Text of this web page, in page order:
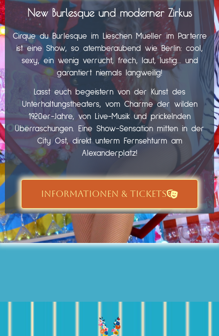
New Burlesque und moderner Zirkus
Cirque du Burlesque im Lieschen Mueller im Parterre
ist eine Show, so atemberaubend wie Berlin: cool,
sexy, ein wenig verrucht, frech, laut, lustig… und
garantiert niemals langweilig!
Lasst euch begeistern von der Kunst des
Unterhaltungstheaters, vom Charme der wilden
1920er-Jahre, von Live-Musik und prickelnden
Überraschungen. Eine Show-Sensation mitten in der
City Ost, direkt unterm Fernsehturm am
Alexanderplatz!
INFORMATIONEN & TICKETS